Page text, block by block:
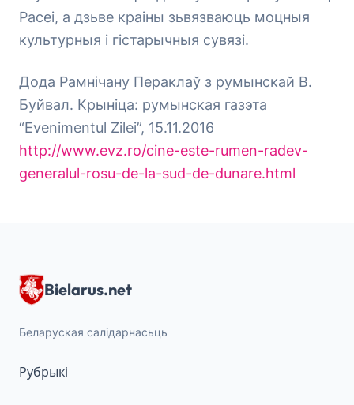
Расеі, а дзьве краіны зьвязваюць моцныя
культурныя і гістарычныя сувязі.
Дода Рамнічану Пераклаў з румынскай В.
Буйвал. Крыніца: румынская газэта
“Evenimentul Zilei”, 15.11.2016
http://www.evz.ro/cine-este-rumen-radev-
generalul-rosu-de-la-sud-de-dunare.html
Bielarus.net
Беларуская салідарнасьць
Рубрыкі